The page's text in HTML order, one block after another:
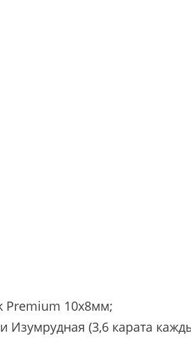
Premium 10х8мм;
Изумрудная (3,6 карата